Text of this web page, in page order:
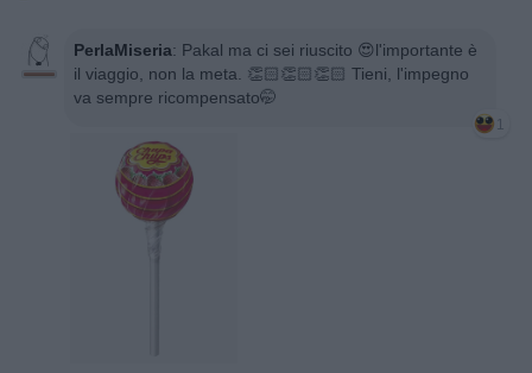
PerlaMiseria: Pakal ma ci sei riuscito 😍l'importante è
il viaggio, non la meta. 👏🏻👏🏻👏🏻 Tieni, l'impegno
va sempre ricompensato🤭
1